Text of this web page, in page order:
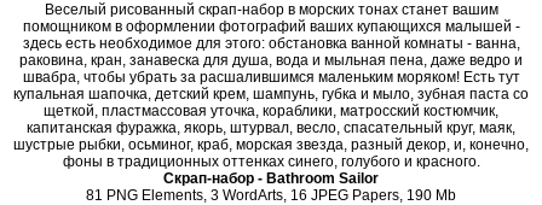
Веселый рисованный скрап-набор в морских тонах станет вашим
помощником в оформлении фотографий ваших купающихся малышей -
здесь есть необходимое для этого: обстановка ванной комнаты - ванна,
раковина, кран, занавеска для душа, вода и мыльная пена, даже ведро и
швабра, чтобы убрать за расшалившимся маленьким моряком! Есть тут
купальная шапочка, детский крем, шампунь, губка и мыло, зубная паста со
щеткой, пластмассовая уточка, кораблики, матросский костюмчик,
капитанская фуражка, якорь, штурвал, весло, спасательный круг, маяк,
шустрые рыбки, осьминог, краб, морская звезда, разный декор, и, конечно,
фоны в традиционных оттенках синего, голубого и красного.
Скрап-набор - Bathroom Sailor
81 PNG Elements, 3 WordArts, 16 JPEG Papers, 190 Mb